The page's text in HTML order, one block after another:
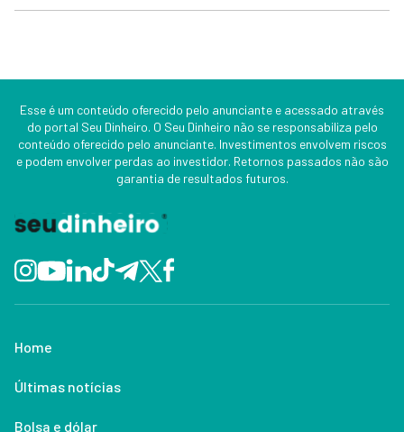
Esse é um conteúdo oferecido pelo anunciante e acessado através
do portal Seu Dinheiro. O Seu Dinheiro não se responsabiliza pelo
conteúdo oferecido pelo anunciante. Investimentos envolvem riscos
e podem envolver perdas ao investidor. Retornos passados não são
garantia de resultados futuros.
Home
Últimas notícias
Bolsa e dólar